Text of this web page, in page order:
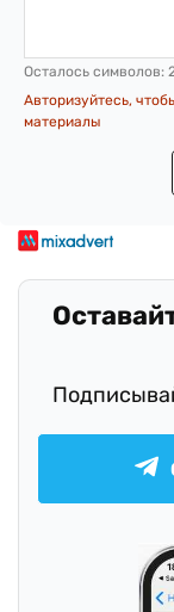
Осталось символов:
Авторизуйтесь,
материалы